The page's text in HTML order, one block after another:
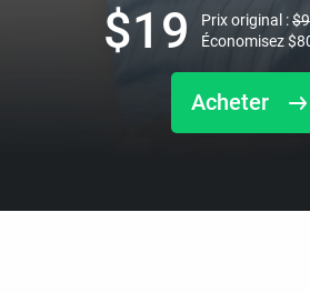
Acheter
$19 Prix original :$
Économisez$